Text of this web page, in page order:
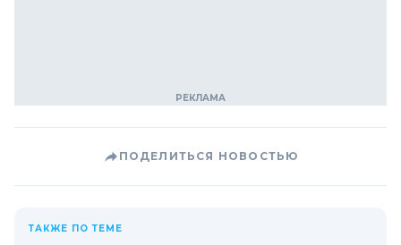
ПОДЕЛИТЬСЯ НОВОСТЬЮ
ТАКЖЕ ПО ТЕМЕ